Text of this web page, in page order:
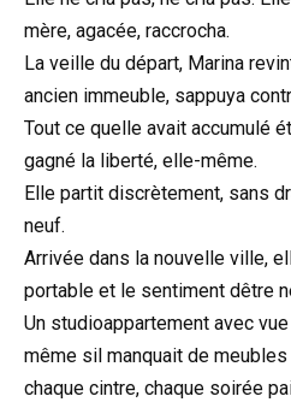
mère, agacée, raccrocha.
La veille du départ, Marina
ancien immeuble, sappuya
Tout ce quelle avait accumulé
gagné la liberté, elle-même.
Elle partit discrètement, sans
neuf.
Arrivée dans la nouvelle ville,
portable et le sentiment dêtre
Un studioappartement avec
même sil manquait de
chaque cintre, chaque soirée